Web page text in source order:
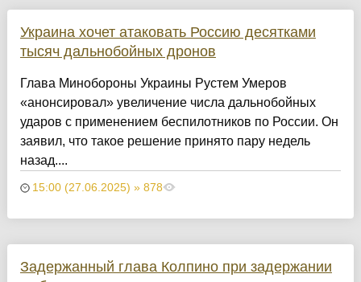
Украина хочет атаковать Россию десятками
тысяч дальнобойных дронов
Глава Минобороны Украины Рустем Умеров
«анонсировал» увеличение числа дальнобойных
ударов с применением беспилотников по России. Он
заявил, что такое решение принято пару недель
назад....
15:00 (27.06.2025) » 878
Задержанный глава Колпино при задержании